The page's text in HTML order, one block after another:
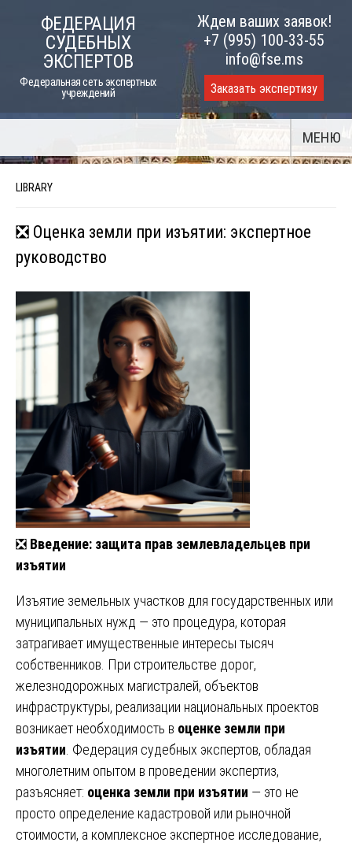
ФЕДЕРАЦИЯ
СУДЕБНЫХ
ЭКСПЕРТОВ
Федеральная сеть экспертных
учреждений
Ждем ваших заявок!
+7 (995) 100-33-55
info@fse.ms
Заказать экспертизу
МЕНЮ
LIBRARY
❎ Оценка земли при изъятии: экспертное
руководство
❎ Введение: защита прав землевладельцев при
изъятии
Изъятие земельных участков для государственных или
муниципальных нужд — это процедура, которая
затрагивает имущественные интересы тысяч
собственников. При строительстве дорог,
железнодорожных магистралей, объектов
инфраструктуры, реализации национальных проектов
возникает необходимость в оценке земли при
изъятии . Федерация судебных экспертов, обладая
многолетним опытом в проведении экспертиз,
разъясняет: оценка земли при изъятии — это не
просто определение кадастровой или рыночной
стоимости, а комплексное экспертное исследование,